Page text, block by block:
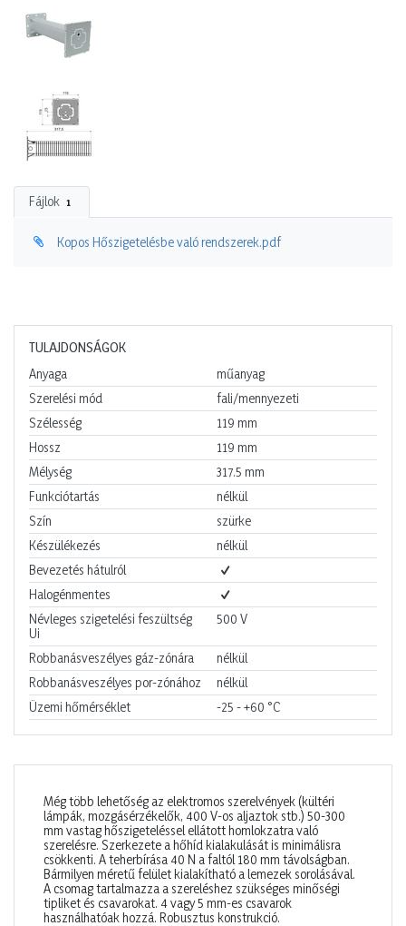
Fájlok 1
Kopos Hőszigetelésbe való rendszerek.pdf
TULAJDONSÁGOK
Anyaga
műanyag
Szerelési mód
fali/mennyezeti
Szélesség
119 mm
Hossz
119 mm
Mélység
317.5 mm
Funkciótartás
nélkül
Szín
szürke
Készülékezés
nélkül
Bevezetés hátulról
Halogénmentes
Névleges szigetelési feszültség
Ui
500 V
Robbanásveszélyes gáz-zónára
nélkül
Robbanásveszélyes por-zónához
nélkül
Üzemi hőmérséklet
-25 - +60 °C
Még több lehetőség az elektromos szerelvények (kültéri
lámpák, mozgásérzékelők, 400 V-os aljaztok stb.) 50-300
mm vastag hőszigeteléssel ellátott homlokzatra való
szerelésre. Szerkezete a hőhíd kialakulását is minimálisra
csökkenti. A teherbírása 40 N a faltól 180 mm távolságban.
Bármilyen méretű felület kialakítható a lemezek sorolásával.
A csomag tartalmazza a szereléshez szükséges minőségi
tipliket és csavarokat. 4 vagy 5 mm-es csavarok
használhatóak hozzá. Robusztus konstrukció.